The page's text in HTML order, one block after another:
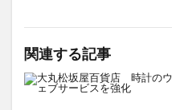
関連する記事